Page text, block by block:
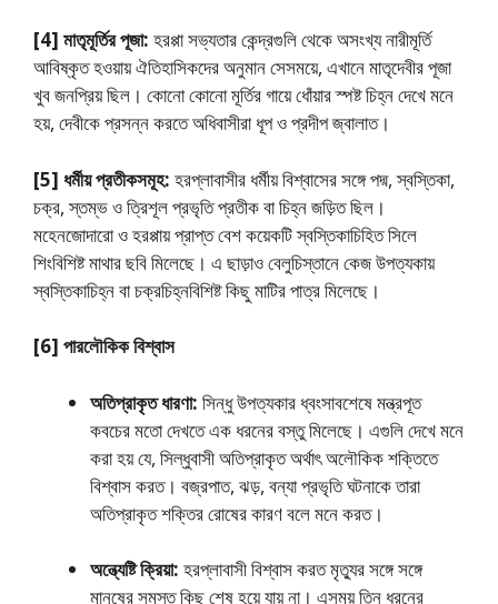
[4] মাতৃমূর্তির পূজা: হরপ্পা সভ্যতার কেন্দ্রগুলি থেকে অসংখ্য নারীমূর্তি
আবিষ্কৃত হওয়ায় ঐতিহাসিকদের অনুমান সেসময়ে, এখানে মাতৃদেবীর পূজা
খুব জনপ্রিয় ছিল। কোনাে কোনাে মূর্তির গায়ে ধোঁয়ার স্পষ্ট চিহ্ন দেখে মনে
হয়, দেবীকে প্রসন্ন করতে অধিবাসীরা ধূপ ও প্রদীপ জ্বালাত।
[5] ধর্মীয় প্রতীকসমূহ: হরপ্লাবাসীর ধর্মীয় বিশ্বাসের সঙ্গে পদ্ম, স্বস্তিকা,
চক্র, স্তম্ভ ও ত্রিশূল প্রভৃতি প্রতীক বা চিহ্ন জড়িত ছিল।
মহেনজোদারাে ও হরপ্পায় প্রাপ্ত বেশ কয়েকটি স্বস্তিকাচিহিত সিলে
শিংবিশিষ্ট মাথার ছবি মিলেছে। এ ছাড়াও বেলুচিস্তানে কেজ উপত্যকায়
স্বস্তিকাচিহ্ন বা চক্রচিহ্নবিশিষ্ট কিছু মাটির পাত্র মিলেছে।
[6] পারলৌকিক বিশ্বাস
অতিপ্রাকৃত ধারণা: সিন্ধু উপত্যকার ধ্বংসাবশেষে মন্ত্রপূত
কবচের মতাে দেখতে এক ধরনের বস্তু মিলেছে। এগুলি দেখে মনে
করা হয় যে, সিল্ধুবাসী অতিপ্রাকৃত অর্থাৎ অলৌকিক শক্তিতে
বিশ্বাস করত। বজ্রপাত, ঝড়, বন্যা প্রভৃতি ঘটনাকে তারা
অতিপ্রাকৃত শক্তির রােষের কারণ বলে মনে করত।
অন্ত্যেষ্টি ক্রিয়া: হরপ্লাবাসী বিশ্বাস করত মৃত্যুর সঙ্গে সঙ্গে
মানুষের সমস্ত কিছু শেষ হয়ে যায় না। এসময় তিন ধরনের